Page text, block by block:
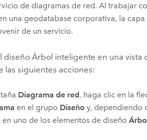
de diagramas de red. Al trabajar
una geodatabase corporativa, la
de un servicio.
diseño Árbol inteligente en una vista
las siguientes acciones:
Diagrama de red, haga clic en la
en el grupo Diseño y, dependiendo
en uno de los elementos de diseño